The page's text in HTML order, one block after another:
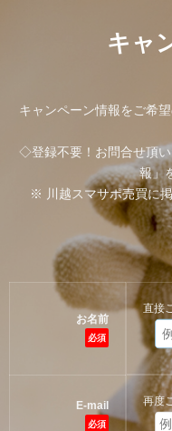
キャ
キャンペーン情報をご希
◇登録不要！お問合せ頂
報」
※ 川越スマサポ売買に
お名前
必須
直接
E-mail
必須
再度